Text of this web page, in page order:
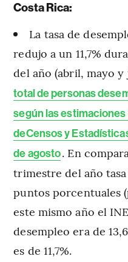
Costa Rica:
La tasa de
redujo a un 11,7%
del año (abril, mayo y
total de personas
según las
deCensos y
de agosto. En
trimestre del año
puntos porcentuales
este mismo año el
desempleo era de
es de 11,7%.